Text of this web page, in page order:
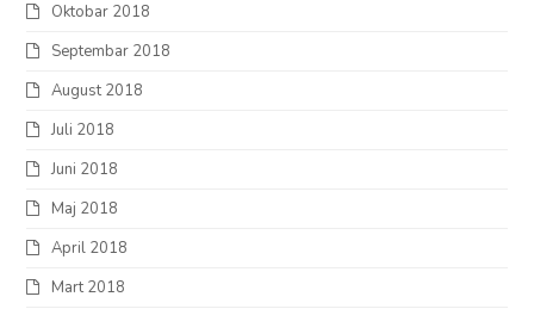
Oktobar 2018
Septembar 2018
August 2018
Juli 2018
Juni 2018
Maj 2018
April 2018
Mart 2018